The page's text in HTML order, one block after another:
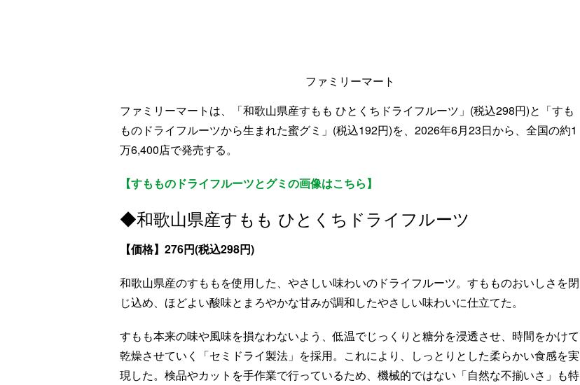
ファミリーマート
ファミリーマートは、「和歌山県産すもも ひとくちドライフルーツ」(税込298円)と「すも
ものドライフルーツから生まれた蜜グミ」(税込192円)を、2026年6月23日から、全国の約1
万6,400店で発売する。
【すもものドライフルーツとグミの画像はこちら】
◆和歌山県産すもも ひとくちドライフルーツ
【価格】276円(税込298円)
和歌山県産のすももを使用した、やさしい味わいのドライフルーツ。すもものおいしさを閉
じ込め、ほどよい酸味とまろやかな甘みが調和したやさしい味わいに仕立てた。
すもも本来の味や風味を損なわないよう、低温でじっくりと糖分を浸透させ、時間をかけて
乾燥させていく「セミドライ製法」を採用。これにより、しっとりとした柔らかい食感を実
現した。検品やカットを手作業で行っているため、機械的ではない「自然な不揃いさ」も特